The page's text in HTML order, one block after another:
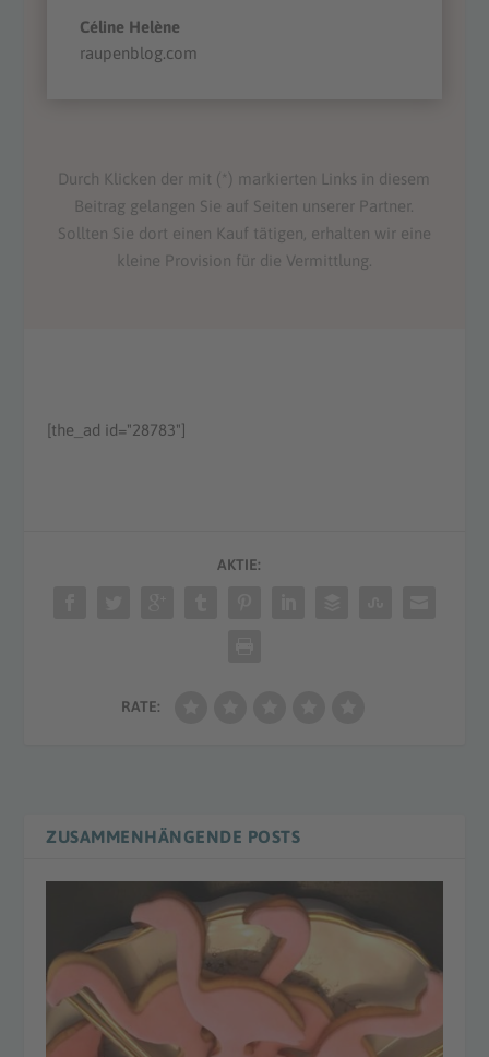
Céline Helène
raupenblog.com
Durch Klicken der mit (*) markierten Links in diesem
Beitrag gelangen Sie auf Seiten unserer Partner.
Sollten Sie dort einen Kauf tätigen, erhalten wir eine
kleine Provision für die Vermittlung.
[the_ad id="28783"]
AKTIE:
RATE:
ZUSAMMENHÄNGENDE POSTS